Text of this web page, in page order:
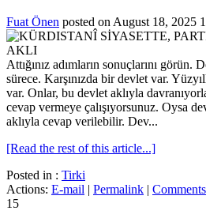
Fuat Önen posted on August 18, 2025
Attığınız adımların sonuçlarını görün.
sürece. Karşınızda bir devlet var.
var. Onlar, bu devlet aklıyla
cevap vermeye çalışıyorsunuz. Oysa
aklıyla cevap verilebilir. Dev...
[Read the rest of this article...]
Posted in : Tirki
Actions: E-mail | Permalink |
15